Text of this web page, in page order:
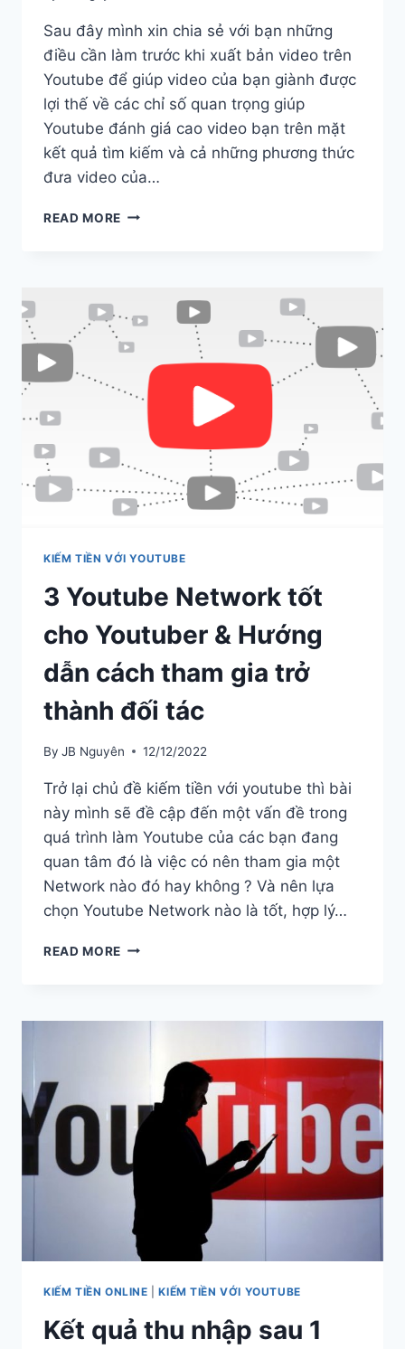
Sau đây mình xin chia sẻ với bạn những
điều cần làm trước khi xuất bản video trên
Youtube để giúp video của bạn giành được
lợi thế về các chỉ số quan trọng giúp
Youtube đánh giá cao video bạn trên mặt
kết quả tìm kiếm và cả những phương thức
đưa video của…
READ MORE 9
KHI
XUẤT
VIDEO.
KIẾM TIỀN VỚI YOUTUBE
3 Youtube Network tốt
cho Youtuber & Hướng
dẫn cách tham gia trở
thành đối tác
By JB Nguyên 12/12/2022
Trở lại chủ đề kiếm tiền với youtube thì bài
này mình sẽ đề cập đến một vấn đề trong
quá trình làm Youtube của các bạn đang
quan tâm đó là việc có nên tham gia một
Network nào đó hay không ? Và nên lựa
chọn Youtube Network nào là tốt, hợp lý…
READ MORE 3
CHO
HƯỚNG
CÁCH
THAM
GIA
TRỞ
THÀNH
ĐỐI
TÁC
KIẾM TIỀN ONLINE |KIẾM TIỀN VỚI YOUTUBE
Kết quả thu nhập sau 1